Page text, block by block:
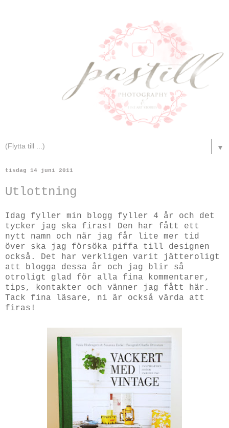
▼
tisdag 14 juni 2011
Utlottning
Idag fyller min blogg fyller 4 år och det
tycker jag ska firas! Den har fått ett
nytt namn och när jag får lite mer tid
över ska jag försöka piffa till designen
också. Det har verkligen varit jätteroligt
att blogga dessa år och jag blir så
otroligt glad för alla fina kommentarer,
tips, kontakter och vänner jag fått här.
Tack fina läsare, ni är också värda att
firas!